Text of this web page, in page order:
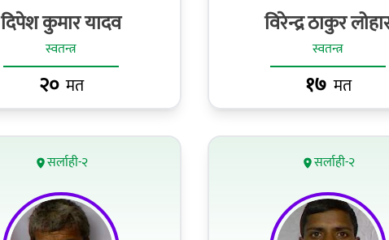
दिपेश कुमार यादव
स्वतन्त्र
२० मत
विरेन्द्र ठाकुर
स्वतन्त्र
१७ मत
सर्लाही-२ सर्लाही-२